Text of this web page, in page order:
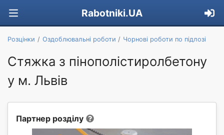
Rabotniki.UA
Розцінки Оздоблювальні роботи Чорнові роботи по підлозі
Стяжка з пінополістиролбетону
у м. Львів
Партнер розділу